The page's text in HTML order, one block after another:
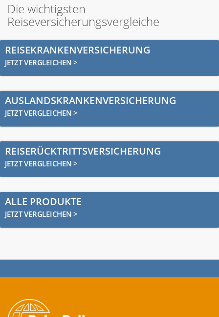
Die wichtigsten
Reiseversicherungsvergleiche
REISEKRANKENVERSICHERUNG
JETZT VERGLEICHEN >
AUSLANDSKRANKENVERSICHERUNG
JETZT VERGLEICHEN >
REISERÜCKTRITTSVERSICHERUNG
JETZT VERGLEICHEN >
ALLE PRODUKTE
JETZT VERGLEICHEN >